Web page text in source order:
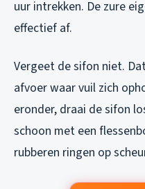
uur intrekken. De zure
effectief af.
Vergeet de sifon niet.
afvoer waar vuil zich
eronder, draai de sifon
schoon met een
rubberen ringen op